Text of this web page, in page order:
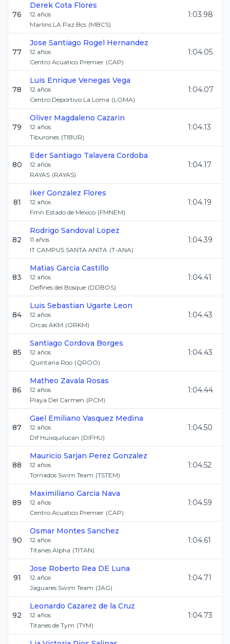
76
Derek Cota Flores
12 años
Marlins LA Paz Bcs (MBCS)
1:03.98
77
Jose Santiago Rogel Hernandez
12 años
Centro Acuatico Premier (CAP)
1:04.05
78
Luis Enrique Venegas Vega
12 años
Centro Deportivo La Loma (LOMA)
1:04.07
79
Oliver Magdaleno Cazarin
12 años
Tiburones (TIBUR)
1:04.13
80
Eder Santiago Talavera Cordoba
12 años
RAYAS (RAYAS)
1:04.17
81
Iker Gonzalez Flores
12 años
Fmn Estado de Mexico (FMNEM)
1:04.19
82
Rodrigo Sandoval Lopez
11 años
IT CAMPUS SANTA ANITA (T-ANA)
1:04.39
83
Matias Garcia Castillo
12 años
Delfines del Bosque (DDBOS)
1:04.41
84
Luis Sebastian Ugarte Leon
12 años
Orcas AKM (ORKM)
1:04.43
85
Santiago Cordova Borges
12 años
Quintana Roo (QROO)
1:04.43
86
Matheo Zavala Rosas
12 años
Playa Del Carmen (PCM)
1:04.44
87
Gael Emiliano Vasquez Medina
12 años
Dif Huixquilucan (DIFHU)
1:04.50
88
Mauricio Sarjan Perez Gonzalez
12 años
Tornados Swim Team (TSTEM)
1:04.52
89
Maximiliano Garcia Nava
12 años
Centro Acuatico Premier (CAP)
1:04.59
90
Osmar Montes Sanchez
12 años
Titanes Alpha (TITAN)
1:04.61
91
Jose Roberto Rea DE Luna
12 años
Jaguares Swim Team (JAG)
1:04.71
92
Leonardo Cazarez de la Cruz
12 años
Titanes de Tym (TYM)
1:04.73